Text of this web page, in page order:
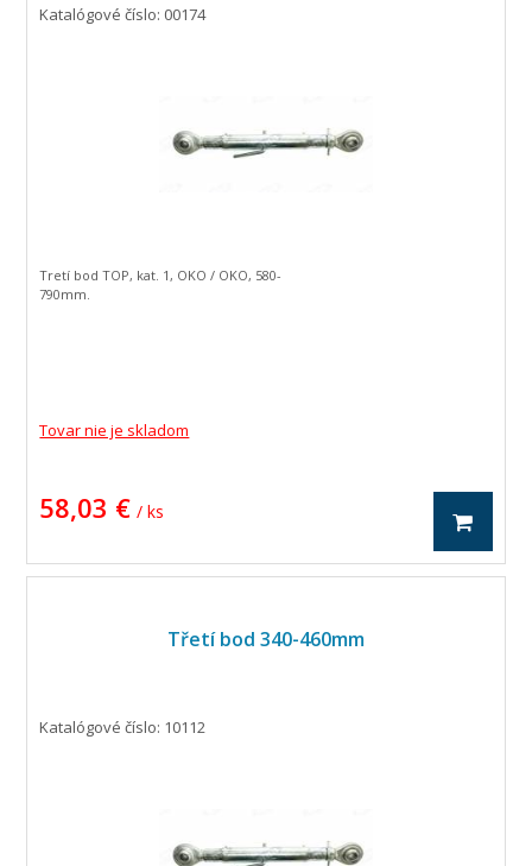
Katalógové číslo: 00174
Tovar nie je skladom
58,03 € / ks
Tretí bod TOP, kat. 1, OKO / OKO, 580-
790mm.
Třetí bod 340-460mm
Katalógové číslo: 10112